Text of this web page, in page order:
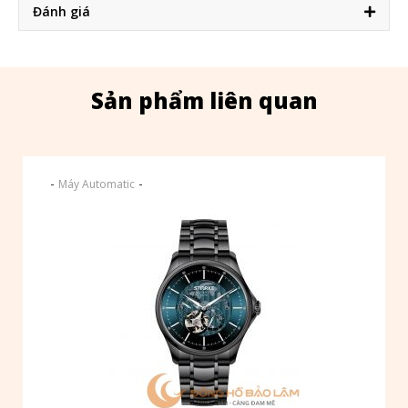
Đánh giá
Sản phẩm liên quan
- Máy Automatic -